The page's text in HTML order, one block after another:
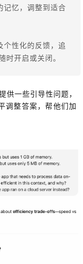
记忆，调整到适合
个性化的反馈，追
时开启或关闭。
一些引导性问题，
调整答案，帮他们加